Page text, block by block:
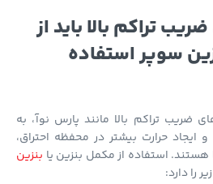
بالا باید از
سوپر استفاده
تراکم بالا مانند پارس نوآ، به
حرارت بیشتر در محفظه احتراق،
استفاده از مکمل بنزین یابنزین